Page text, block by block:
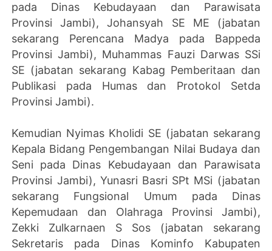
pada Dinas Kebudayaan dan Parawisata
Provinsi Jambi), Johansyah SE ME (jabatan
sekarang Perencana Madya pada Bappeda
Provinsi Jambi), Muhammas Fauzi Darwas SSi
SE (jabatan sekarang Kabag Pemberitaan dan
Publikasi pada Humas dan Protokol Setda
Provinsi Jambi).
Kemudian Nyimas Kholidi SE (jabatan sekarang
Kepala Bidang Pengembangan Nilai Budaya dan
Seni pada Dinas Kebudayaan dan Parawisata
Provinsi Jambi), Yunasri Basri SPt MSi (jabatan
sekarang Fungsional Umum pada Dinas
Kepemudaan dan Olahraga Provinsi Jambi),
Zekki Zulkarnaen S Sos (jabatan sekarang
Sekretaris pada Dinas Kominfo Kabupaten